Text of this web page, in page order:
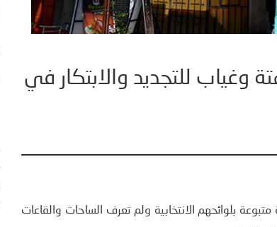
وغياب للتجديد والابتكار في
بلوائحهم الانتخابية ولم تعرف الساحات والقاعات